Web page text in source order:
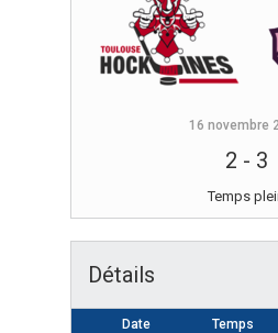
16 novembre
2 - 3
Temps
Détails
Date Temps